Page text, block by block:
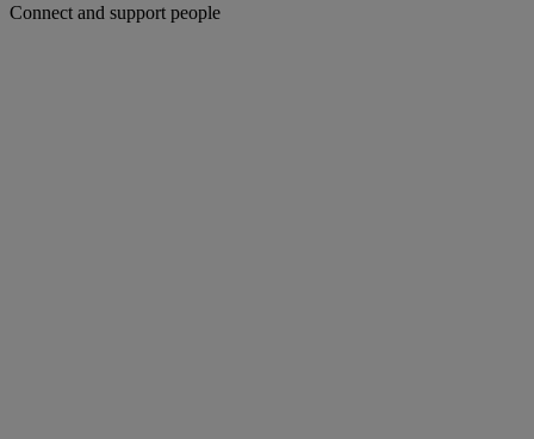
Connect and support people